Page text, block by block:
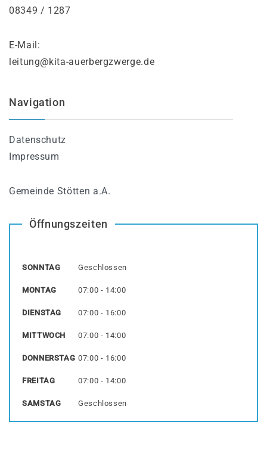
08349 / 1287
E-Mail:
leitung@kita-auerbergzwerge.de
Navigation
Datenschutz
Impressum
Gemeinde Stötten a.A.
Öffnungszeiten
SONNTAG Geschlossen
MONTAG 07:00 - 14:00
DIENSTAG 07:00 - 16:00
MITTWOCH 07:00 - 14:00
DONNERSTAG 07:00 - 16:00
FREITAG 07:00 - 14:00
SAMSTAG Geschlossen